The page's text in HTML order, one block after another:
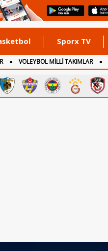
Sporx TV
VOLEYBOL MİLLİ TAKIMLAR